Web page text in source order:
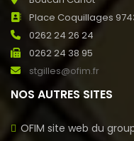
Place Coquillages
0262 24 26 24
0262 24 38 95
stgilles@ofim.fr
NOS AUTRES SITES
OFIM site web du